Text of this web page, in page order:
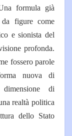
formula già
figure come
e sionista del
profonda.
fossero parole
nuova di
di
realtà politica
dello Stato